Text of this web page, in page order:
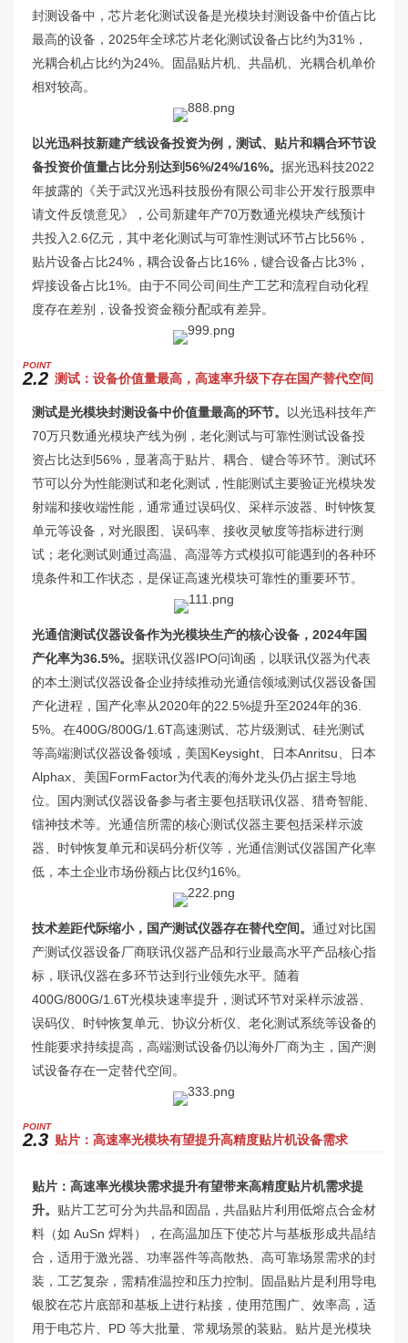
封测设备中，芯片老化测试设备是光模块封测设备中价值占比
最高的设备，2025年全球芯片老化测试设备占比约为31%，
光耦合机占比约为24%。固晶贴片机、共晶机、光耦合机单价
相对较高。
以光迅科技新建产线设备投资为例，测试、贴片和耦合环节设
备投资价值量占比分别达到56%/24%/16%。 据光迅科技2022
年披露的《关于武汉光迅科技股份有限公司非公开发行股票申
请文件反馈意见》，公司新建年产70万数通光模块产线预计
共投入2.6亿元，其中老化测试与可靠性测试环节占比56%，
贴片设备占比24%，耦合设备占比16%，键合设备占比3%，
焊接设备占比1%。由于不同公司间生产工艺和流程自动化程
度存在差别，设备投资金额分配或有差异。
POINT
2.2 测试：设备价值量最高，高速率升级下存在国产替代空间
测试是光模块封测设备中价值量最高的环节。
以光迅科技年产
70万只数通光模块产线为例，老化测试与可靠性测试设备投
资占比达到56%，显著高于贴片、耦合、键合等环节。测试环
节可以分为性能测试和老化测试，性能测试主要验证光模块发
射端和接收端性能，通常通过误码仪、采样示波器、时钟恢复
单元等设备，对光眼图、误码率、接收灵敏度等指标进行测
试；老化测试则通过高温、高湿等方式模拟可能遇到的各种环
境条件和工作状态，是保证高速光模块可靠性的重要环节。
光通信测试仪器设备作为光模块生产的核心设备，2024年国
产化率为36.5%。 据联讯仪器IPO问询函，以联讯仪器为代表
的本土测试仪器设备企业持续推动光通信领域测试仪器设备国
产化进程，国产化率从2020年的22.5%提升至2024年的36.
5%。在400G/800G/1.6T高速测试、芯片级测试、硅光测试
等高端测试仪器设备领域，美国Keysight、日本Anritsu、日本
Alphax、美国FormFactor为代表的海外龙头仍占据主导地
位。国内测试仪器设备参与者主要包括联讯仪器、猎奇智能、
镭神技术等。光通信所需的核心测试仪器主要包括采样示波
器、时钟恢复单元和误码分析仪等，光通信测试仪器国产化率
低，本土企业市场份额占比仅约16%。
技术差距代际缩小，国产测试仪器存在替代空间。 通过对比国
产测试仪器设备厂商联讯仪器产品和行业最高水平产品核心指
标，联讯仪器在多环节达到行业领先水平。随着
400G/800G/1.6T光模块速率提升，测试环节对采样示波器、
误码仪、时钟恢复单元、协议分析仪、老化测试系统等设备的
性能要求持续提高，高端测试设备仍以海外厂商为主，国产测
试设备存在一定替代空间。
POINT
2.3 贴片：高速率光模块有望提升高精度贴片机设备需求
贴片：高速率光模块需求提升有望带来高精度贴片机需求提
升。 贴片工艺可分为共晶和固晶，共晶贴片利用低熔点合金材
料（如 AuSn 焊料），在高温加压下使芯片与基板形成共晶结
合，适用于激光器、功率器件等高散热、高可靠场景需求的封
装，工艺复杂，需精准温控和压力控制。固晶贴片是利用导电
银胶在芯片底部和基板上进行粘接，使用范围广、效率高，适
用于电芯片、PD 等大批量、常规场景的装贴。贴片是光模块